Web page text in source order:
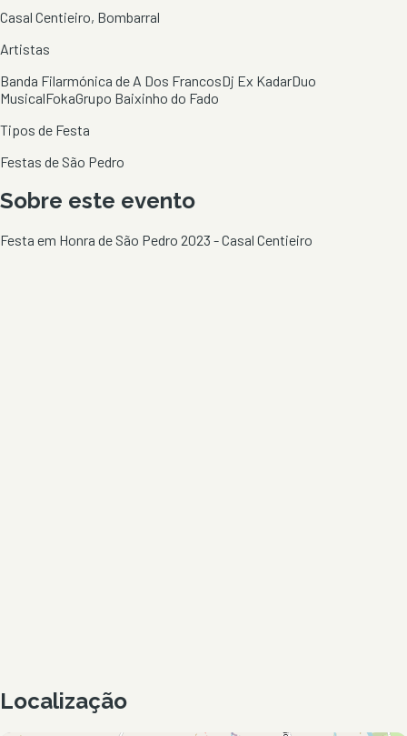
Casal Centieiro, Bombarral
Artistas
Banda Filarmónica de A Dos FrancosDj Ex KadarDuo
MusicalFokaGrupo Baixinho do Fado
Tipos de Festa
Festas de São Pedro
Sobre este evento
Festa em Honra de São Pedro 2023 - Casal Centieiro
Localização